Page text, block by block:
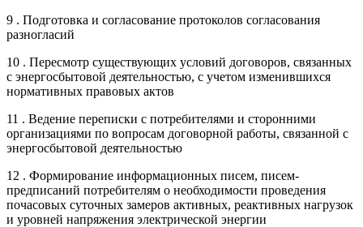
9 . Подготовка и согласование протоколов согласования
разногласий
10 . Пересмотр существующих условий договоров, связанных
с энергосбытовой деятельностью, с учетом изменившихся
нормативных правовых актов
11 . Ведение переписки с потребителями и сторонними
организациями по вопросам договорной работы, связанной с
энергосбытовой деятельностью
12 . Формирование информационных писем, писем-
предписаний потребителям о необходимости проведения
почасовых суточных замеров активных, реактивных нагрузок
и уровней напряжения электрической энергии